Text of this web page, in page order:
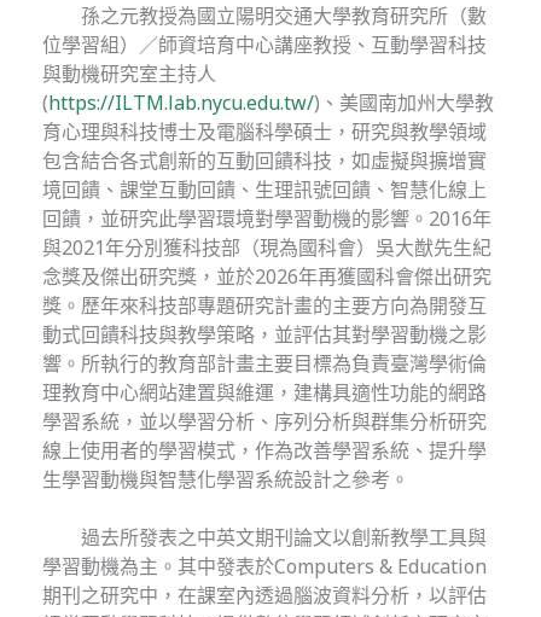
孫之元教授為國立陽明交通大學教育研究所（數
位學習組）／師資培育中心講座教授、互動學習科技
與動機研究室主持人
(https://ILTM.lab.nycu.edu.tw/)、美國南加州大學教
育心理與科技博士及電腦科學碩士，研究與教學領域
包含結合各式創新的互動回饋科技，如虛擬與擴增實
境回饋、課堂互動回饋、生理訊號回饋、智慧化線上
回饋，並研究此學習環境對學習動機的影響。2016年
與2021年分別獲科技部（現為國科會）吳大猷先生紀
念獎及傑出研究獎，並於2026年再獲國科會傑出研究
獎。歷年來科技部專題研究計畫的主要方向為開發互
動式回饋科技與教學策略，並評估其對學習動機之影
響。所執行的教育部計畫主要目標為負責臺灣學術倫
理教育中心網站建置與維運，建構具適性功能的網路
學習系統，並以學習分析、序列分析與群集分析研究
線上使用者的學習模式，作為改善學習系統、提升學
生學習動機與智慧化學習系統設計之參考。
過去所發表之中英文期刊論文以創新教學工具與
學習動機為主。其中發表於Computers & Education
期刊之研究中，在課室內透過腦波資料分析，以評估